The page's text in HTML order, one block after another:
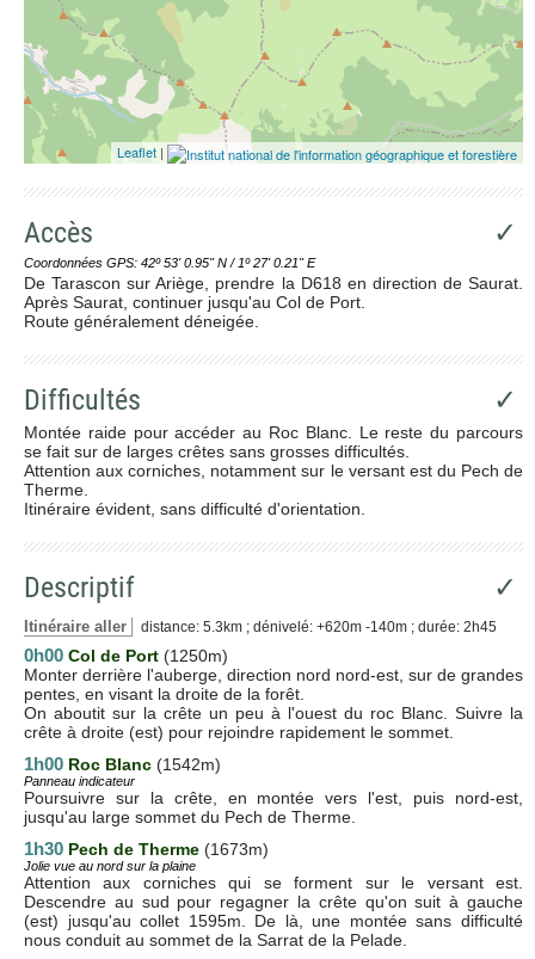
Leaflet |
Accès ✓
Coordonnées GPS: 42º 53' 0.95'' N / 1º 27' 0.21'' E
De Tarascon sur Ariège, prendre la D618 en direction de Saurat.
Après Saurat, continuer jusqu'au Col de Port.
Route généralement déneigée.
Difficultés ✓
Montée raide pour accéder au Roc Blanc. Le reste du parcours
se fait sur de larges crêtes sans grosses difficultés.
Attention aux corniches, notamment sur le versant est du Pech de
Therme.
Itinéraire évident, sans difficulté d'orientation.
Descriptif ✓
Itinéraire aller distance: 5.3km ; dénivelé: +620m -140m ; durée: 2h45
0h00 Col de Port (1250m)
Monter derrière l'auberge, direction nord nord-est, sur de grandes
pentes, en visant la droite de la forêt.
On aboutit sur la crête un peu à l'ouest du roc Blanc. Suivre la
crête à droite (est) pour rejoindre rapidement le sommet.
1h00 Roc Blanc (1542m)
Panneau indicateur
Poursuivre sur la crête, en montée vers l'est, puis nord-est,
jusqu'au large sommet du Pech de Therme.
1h30 Pech de Therme (1673m)
Jolie vue au nord sur la plaine
Attention aux corniches qui se forment sur le versant est.
Descendre au sud pour regagner la crête qu'on suit à gauche
(est) jusqu'au collet 1595m. De là, une montée sans difficulté
nous conduit au sommet de la Sarrat de la Pelade.